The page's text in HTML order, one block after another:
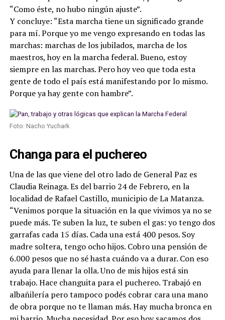
“Como éste, no hubo ningún ajuste”.
Y concluye: “Esta marcha tiene un significado grande
para mí. Porque yo me vengo expresando en todas las
marchas: marchas de los jubilados, marcha de los
maestros, hoy en la marcha federal. Bueno, estoy
siempre en las marchas. Pero hoy veo que toda esta
gente de todo el país está manifestando por lo mismo.
Porque ya hay gente con hambre”.
Foto: Nacho Yuchark
Changa para el puchereo
Una de las que viene del otro lado de General Paz es
Claudia Reinaga. Es del barrio 24 de Febrero, en la
localidad de Rafael Castillo, municipio de La Matanza.
“Venimos porque la situación en la que vivimos ya no se
puede más. Te suben la luz, te suben el gas: yo tengo dos
garrafas cada 15 días. Cada una está 400 pesos. Soy
madre soltera, tengo ocho hijos. Cobro una pensión de
6.000 pesos que no sé hasta cuándo va a durar. Con eso
ayuda para llenar la olla. Uno de mis hijos está sin
trabajo. Hace changuita para el puchereo. Trabajó en
albañilería pero tampoco podés cobrar cara una mano
de obra porque no te llaman más. Hay mucha bronca en